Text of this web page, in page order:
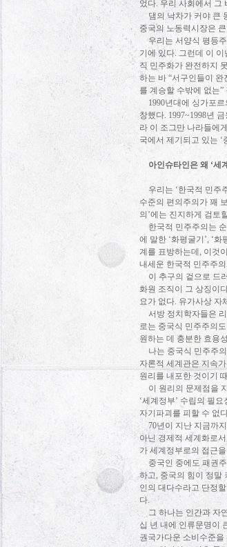
었다. 우리 사회에서 그
댐의 낙차가 커야 큰
중국의 노동력시장은
우리는 서양식 평등
기에 있다. 그런데 이 이
직 민주화가 완전하지
하는 바 “서구인들이 완
를 계승할 수밖에 없는”
1990년대에 싱가포
창했다. 1997~1998년
라 이 조그만 나라들에
국에서 제기되고 있는 ‘
아인슈타인은 왜 ‘세
우리는 ‘한국적 민주
수준의 편의주의가 꽤
의 ’에는 진지하게 검토
한국적 민주주의는
에 말한 ‘화평굴기 ’, ‘화
계를 표방하는데 , 이것
내세운 한국적 민주주
이 추구의 겉으로 드
화원 조직이 그 상징이
요가 없다. 유가사상 자
서방 정치학자들은
로는 중국식 민주주의
원하는 데 충분한 효용
나는 중국식 민주주
자론적 세계관은 지속
원리를 내포한 것이기
이 원리의 문제점을
‘세계정부’ 수립의 필요
자기파괴를 피할 수 없
70년이 지난 지금까
아닌 경제적 세계화로서
가 세계정부로의 접근
중국인 중에도 패권
하고, 중국의 힘이 정말
인의 대다수라고 단정
다.
그 하나는 인간과 자
십 년 내에 인류문명이
권국가다운 소비수준